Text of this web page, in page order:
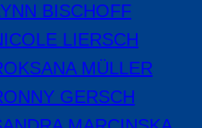
BISCHOFF
LIERSCH
MÜLLER
GERSCH